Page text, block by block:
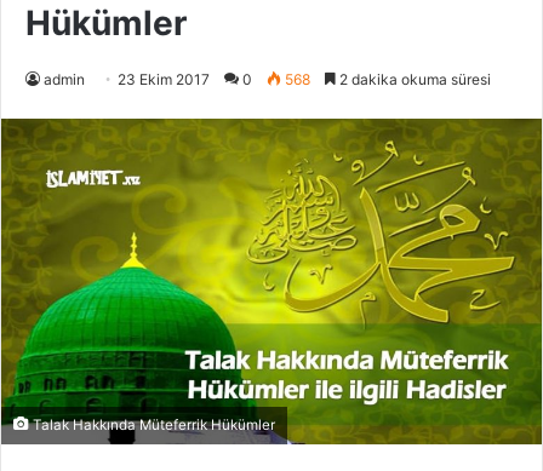
Hükümler
admin 23 Ekim 2017 0 568 2 dakika okuma süresi
Talak Hakkında Müteferrik Hükümler